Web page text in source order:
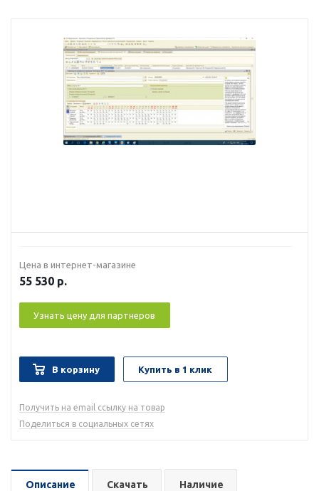
Цена в интернет-магазине
55 530 р.
Узнать цену для партнеров
В корзину Купить в 1 клик
Получить на email ссылку на товар
Поделиться в социальных сетях
Описание Скачать Наличие